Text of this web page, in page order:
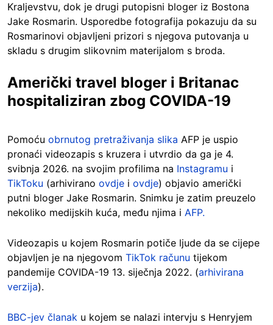
Kraljevstvu, dok je drugi putopisni bloger iz Bostona
Jake Rosmarin. Usporedbe fotografija pokazuju da su
Rosmarinovi objavljeni prizori s njegova putovanja u
skladu s drugim slikovnim materijalom s broda.
Američki travel bloger i Britanac
hospitaliziran zbog COVIDA-19
Pomoću obrnutog pretraživanja slika AFP je uspio
pronaći videozapis s kruzera i utvrdio da ga je 4.
svibnja 2026. na svojim profilima na Instagramu i
TikToku (arhivirano ovdje i ovdje) objavio američki
putni bloger Jake Rosmarin. Snimku je zatim preuzelo
nekoliko medijskih kuća, među njima i AFP.
Videozapis u kojem Rosmarin potiče ljude da se cijepe
objavljen je na njegovom TikTok računu tijekom
pandemije COVIDA-19 13. siječnja 2022. (arhivirana
verzija).
BBC-jev članak u kojem se nalazi intervju s Henryjem